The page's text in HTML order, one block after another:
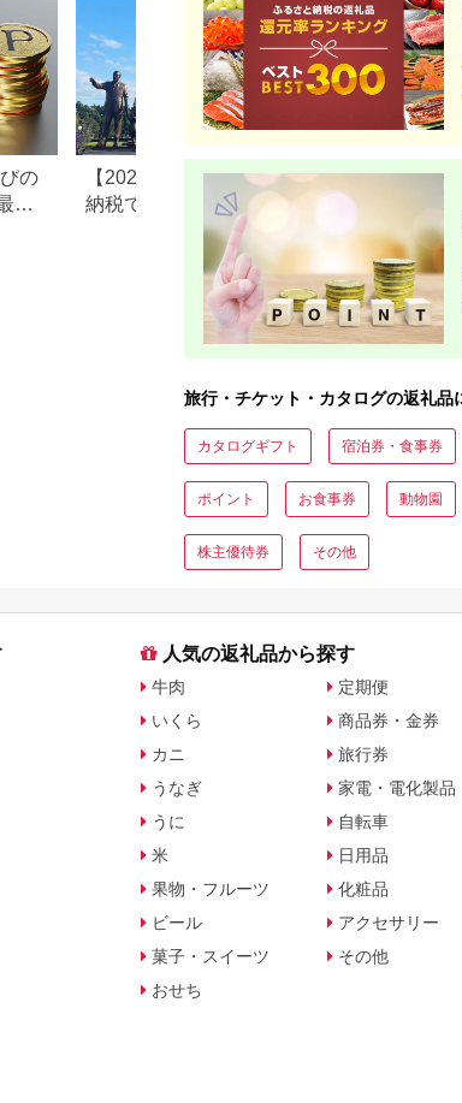
の
大
【2026年最新版】ふるさと
納税でディズニー返礼品は
もらえる？ホテル・チケッ
ト・公式グッズを徹底解説
ふるさと
すめ返礼
旅行・チケット・カタログの返礼品
カタログギフト 宿泊券・食事券
ポイント お食事券 動物園
株主優待券 その他
人気の返礼品から探す
牛肉
いくら
カニ
うなぎ
うに
米
果物・フルーツ
ビール
菓子・スイーツ
おせち
定期便
商品券・金券
旅行券
家電・電化製品
自転車
日用品
化粧品
アクセサリー
その他